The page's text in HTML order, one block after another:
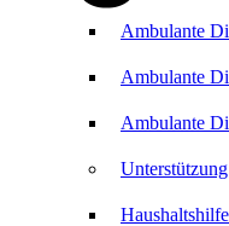
Ambulante
Ambulante
Ambulante
Haushaltshilfe